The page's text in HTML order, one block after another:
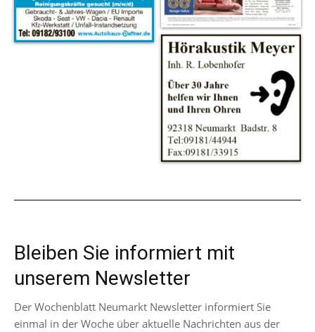
Bleiben Sie informiert mit
unserem Newsletter
Der Wochenblatt Neumarkt Newsletter informiert Sie
einmal in der Woche über aktuelle Nachrichten aus der